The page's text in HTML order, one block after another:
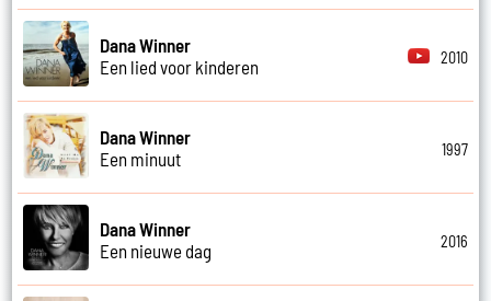
Dana Winner
Een lied voor kinderen
2010
Dana Winner
Een minuut
1997
Dana Winner
Een nieuwe dag
2016